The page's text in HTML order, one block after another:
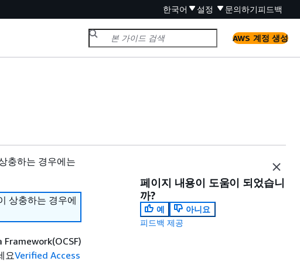
한국어 설정 문의하기피드백
AWS 계정 생성
충하는 경우에는
상충하는 경우에
요Verified Access
페이지 내용이 도움이 되었습니
까?
예
아니요
피드백 제공